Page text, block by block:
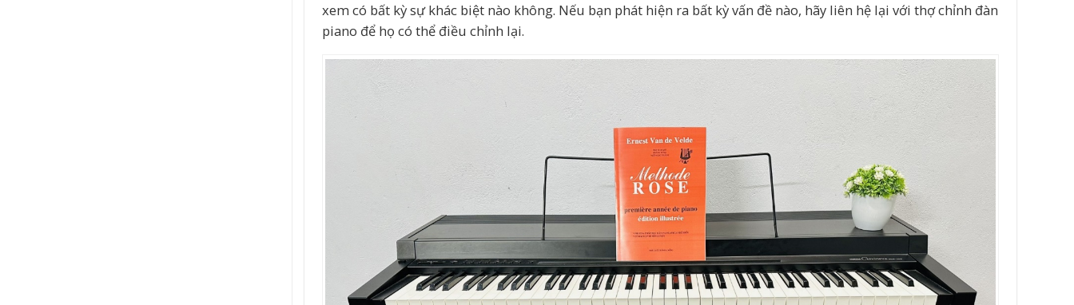
xem có bất kỳ sự khác biệt nào không. Nếu bạn phát hiện ra bất kỳ vấn đề nào, hãy liên hệ lại với thợ chỉnh đàn
piano để họ có thể điều chỉnh lại.